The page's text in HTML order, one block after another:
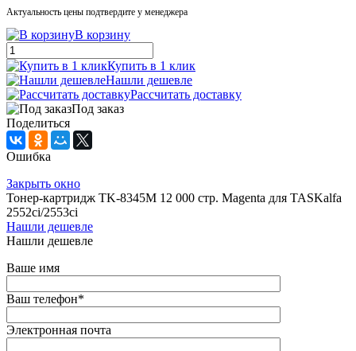
Актуальность цены подтвердите у менеджера
В корзину
Купить в 1 клик
Нашли дешевле
Рассчитать доставку
Под заказ
Поделиться
Ошибка
Закрыть окно
Тонер-картридж TK-8345M 12 000 стр. Magenta для TASKalfa
2552ci/2553ci
Нашли дешевле
Нашли дешевле
Ваше имя
Ваш телефон*
Электронная почта